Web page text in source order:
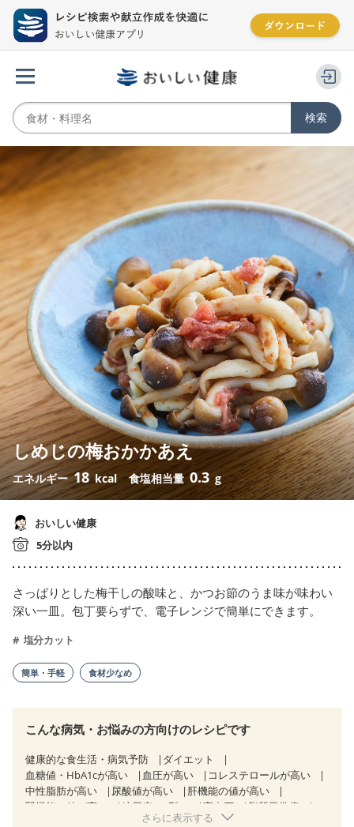
しめじの梅おかかあえ
エネルギー18 kcal 食塩相当量0.3 g
おいしい健康
5分以内
さっぱりとした梅干しの酸味と、かつお節のうま味が味わい
深い一皿。包丁要らずで、電子レンジで簡単にできます。
塩分カット
簡単・手軽 食材少なめ
こんな病気・お悩みの方向けのレシピです
健康的な食生活・病気予防
ダイエット
血糖値・HbA1cが高い
血圧が高い
コレステロールが高い
中性脂肪が高い
尿酸値が高い
肝機能の値が高い
腎機能の値が高い
糖尿病（2型） 高血圧
脂質異常症
狭心症 心筋梗塞
さらに表示する